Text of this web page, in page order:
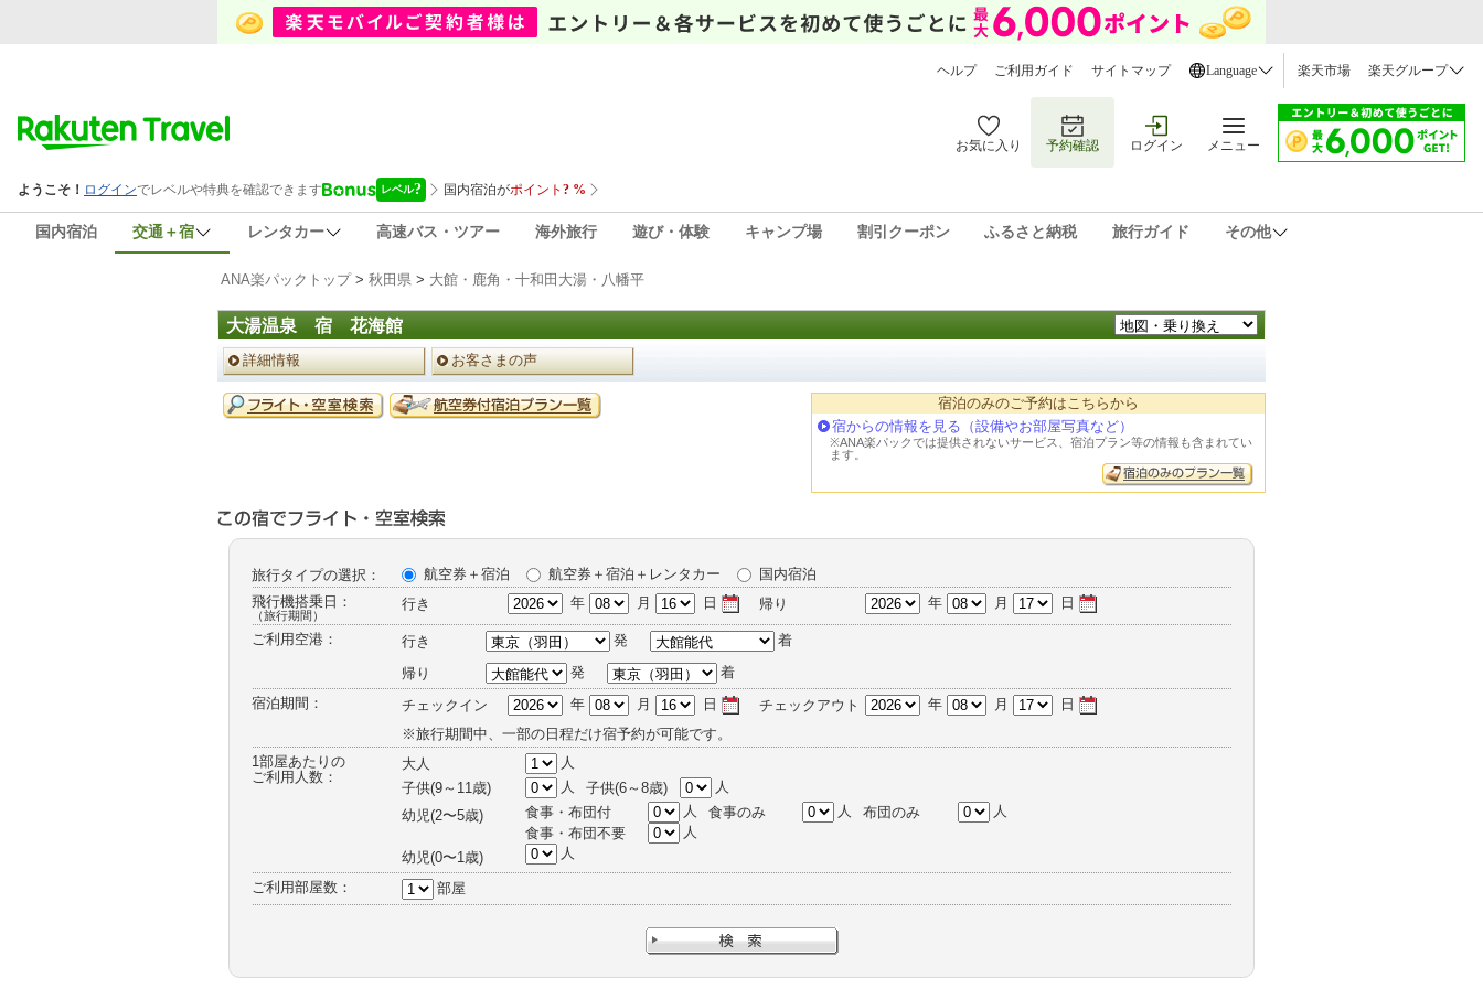
ヘルプ ご利用ガイド サイトマップ Language 楽天市場 楽天グループ
お気に入り 予約確認 ログイン メニュー
国内宿泊 交通＋宿 レンタカー 高速バス・ツアー 海外旅行 遊び・体験 キャンプ場 割引クーポン ふるさと納税 旅行ガイド その他
ANA楽パックトップ> 秋田県 > 大館・鹿角・十和田大湯・八幡平
大湯温泉 宿 花海館
ペ
ー
ジ
メ
ニ
詳細情報 お客さまの声
予
約
宿泊のみのご予約はこちらから
宿からの情報を見る（設備やお部屋写真など）
※ANA楽パックでは提供されないサービス、宿泊プラン等の情報も含まれてい
ます。
旅行タイプの選択： 航空券＋宿泊 航空券＋宿泊＋レンタカー
国内宿泊
飛行機搭乗日：
（旅行期間）
行き 年 月 日 帰り 年 月 日
ご利用空港： 行き 発
着
帰り
発
着
宿泊期間：
チェックイン 年 月 日 チェックアウト 年 月
日
※旅行期間中、一部の日程だけ宿予約が可能です。
1部屋あたりの
ご利用人数：
大人
人
子供(9～11歳)
人 子供(6～8歳)
人
幼児(2〜5歳) 食事・布団付 人 食事のみ 人 布団のみ
人
食事・布団不要
人
幼児(0〜1歳) 人
ご利用部屋数： 部屋